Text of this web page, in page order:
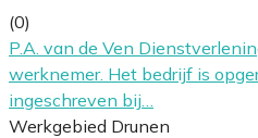
(0)
P.A. van de Ven
werknemer. Het bedrijf is
ingeschreven bij…
Werkgebied Drunen